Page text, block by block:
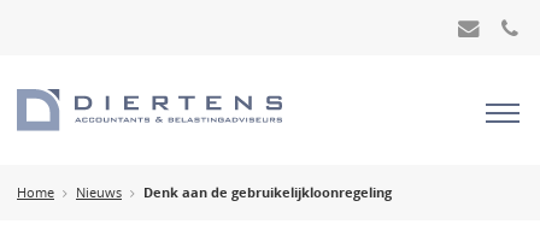
Home Nieuws Denk aan de gebruikelijkloonregeling